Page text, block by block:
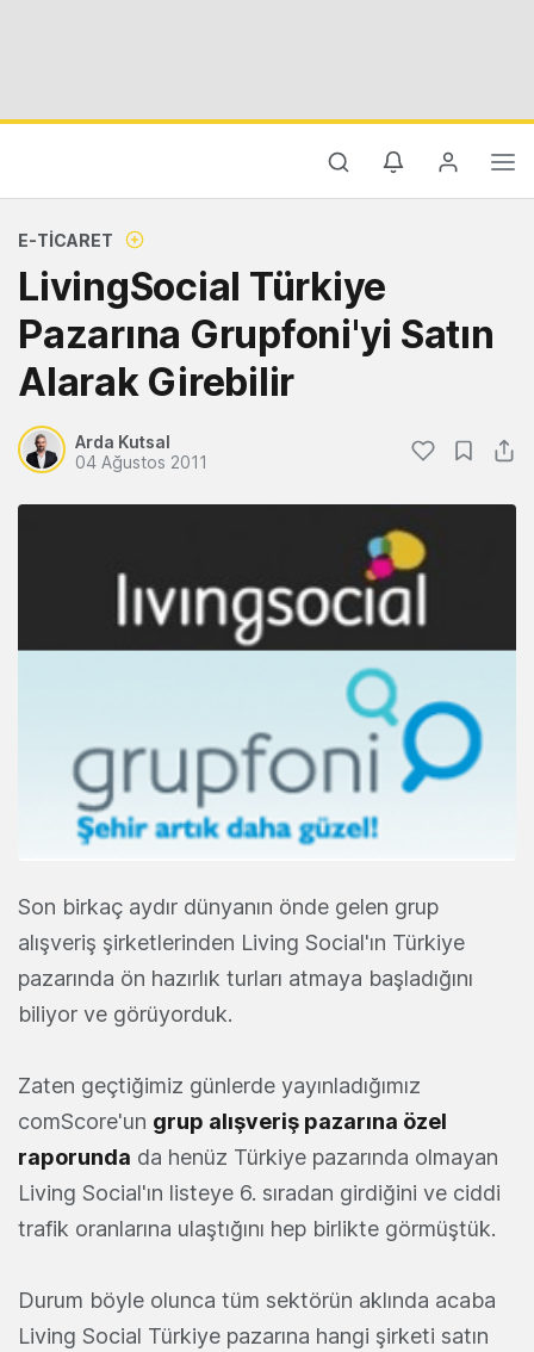
E-TICARET
LivingSocial Türkiye
Pazarına Grupfoni'yi Satın
Alarak Girebilir
Arda Kutsal
04 Ağustos 2011
Son birkaç aydır dünyanın önde gelen grup
alışveriş şirketlerinden Living Social'ın Türkiye
pazarında ön hazırlık turları atmaya başladığını
biliyor ve görüyorduk.
Zaten geçtiğimiz günlerde yayınladığımız
comScore'un grup alışveriş pazarına özel
raporunda da henüz Türkiye pazarında olmayan
Living Social'ın listeye 6. sıradan girdiğini ve ciddi
trafik oranlarına ulaştığını hep birlikte görmüştük.
Durum böyle olunca tüm sektörün aklında acaba
Living Social Türkiye pazarına hangi şirketi satın